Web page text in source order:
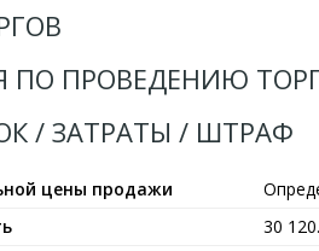
ПРОВЕДЕНИЮ
/ ЗАТРАТЫ / ШТРАФ
цены продажи
30